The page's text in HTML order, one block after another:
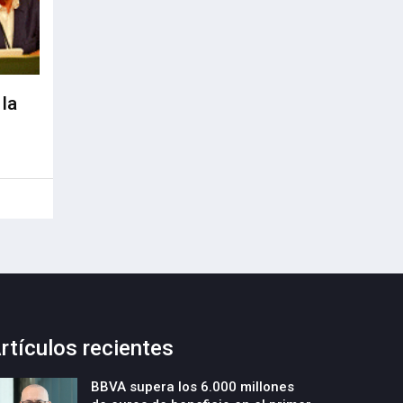
recientes
BBVA supera los 6.000 millones